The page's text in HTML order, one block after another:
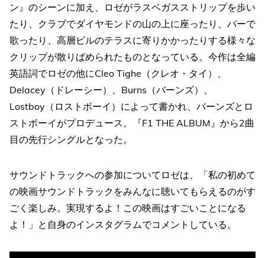
ン』のシーンに加え、ロゼがラスベガスストリップを歩い
たり、クラブでダイヤモンドの山の上に座ったり、バーで
歌ったり、高層ビルのテラスに寄りかかったりする様々な
クリップが散りばめられたものとなっている。今作は全編
英語詞でロゼの他にCleo Tighe（クレオ・タイ）、
Delacey（ドレーシー）、Burns（バーンズ）、
Lostboy（ロストボーイ）によって書かれ、バーンズとロ
ストボーイがプロデュース。『F1 THE ALBUM』から2曲
目の先行シングルとなった。
サウンドトラックへの参加についてロゼは、「私の初めて
の映画サウンドトラックをみんなに聴いてもらえるのがす
ごく楽しみ。実現するよ！この映画はすごいことになる
よ！」と自身のインスタグラムでコメントしている。